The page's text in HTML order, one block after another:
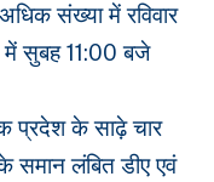
संख्या में रविवार
में सुबह 11:00 बजे
प्रदेश के साढ़े चार
समान लंबित डीए एवं